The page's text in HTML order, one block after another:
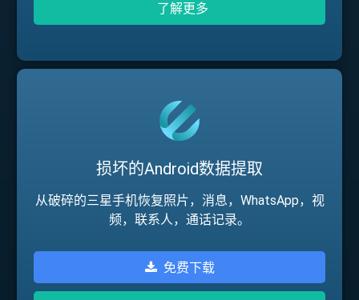
了解更多
损坏的Android数据提取
从破碎的三星手机恢复照片，消息，WhatsApp，视
频，联系人，通话记录。
免费下载